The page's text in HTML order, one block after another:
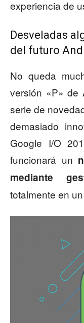
experiencia de
Desveladas
del futuro
No queda
versión «P» de
serie de
demasiado
Google I/O
funcionará un
mediante
totalmente en